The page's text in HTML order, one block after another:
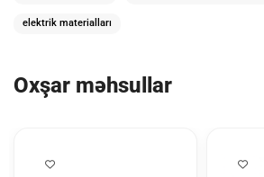
elektrik materialları
Oxşar məhsullar